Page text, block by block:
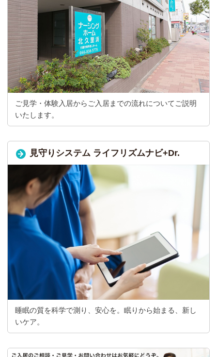
ご見学・体験入居からご入居までの流れについてご説明
いたします。
見守りシステム ライフリズムナビ+Dr.
睡眠の質を科学で測り、安心を。眠りから始まる、新し
いケア。